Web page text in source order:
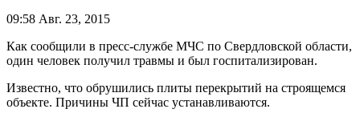
09:58 Авг. 23, 2015
Как сообщили в пресс-службе МЧС по Свердловской области,
один человек получил травмы и был госпитализирован.
Известно, что обрушились плиты перекрытий на строящемся
объекте. Причины ЧП сейчас устанавливаются.